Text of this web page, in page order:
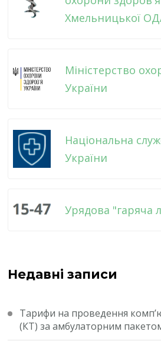
Хмельницької
Міністерство
України
Національна
України
Урядова "гаряча
Недавні записи
Тарифи на проведення
(КТ) за амбулаторним